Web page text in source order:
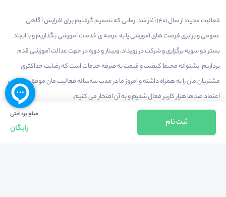
مبلغ پرداختی
رایگان
ثبت نام
فعالیت محیط از سال 1401 آغاز شد، زمانی که تصمیم گرفتیم برای افزایش آگاهی
عمومی و برابری فرصت های آموزشی پا به عرصه ی خدمات آموزشی بگذاریم و با ایجاد
بستر دو سویه برگزاری و شرکت در رویداد، وبینار و دوره در جهت عدالت آموزشی قدم
برداریم. پشتوانه محیط کیفیت و قیمت به صرفه خدمات است که رضایت حداکثری
مشتریان مان را به همراه داشته و امروز ما در مدت سه‌ساله فعالیت مان موفق به کسب
اعتماد صدها هزار کاربر فعال شدیم و به آن افتخار می‌ کنیم.